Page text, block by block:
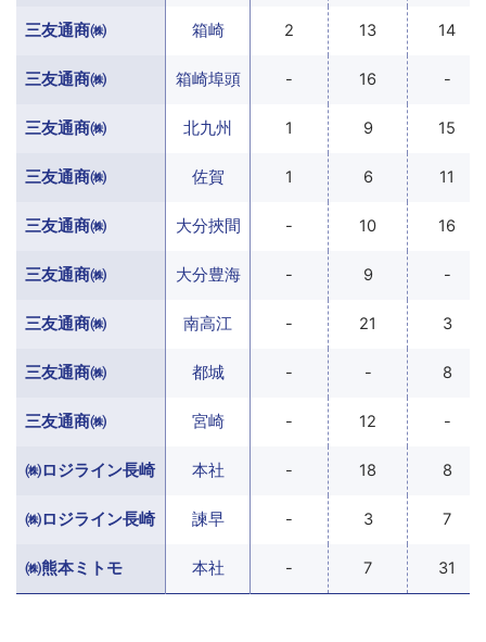
三友通商㈱ 箱崎 2 13 14
三友通商㈱ 箱崎埠頭 - 16 -
三友通商㈱ 北九州 1 9 15
三友通商㈱ 佐賀 1 6 11
三友通商㈱ 大分挾間 - 10 16
三友通商㈱ 大分豊海 - 9 -
三友通商㈱ 南高江 - 21 3
三友通商㈱ 都城 - - 8
三友通商㈱ 宮崎 - 12 -
㈱ロジライン長崎 本社 - 18 8
㈱ロジライン長崎 諫早 - 3 7
㈱熊本ミトモ 本社 - 7 31